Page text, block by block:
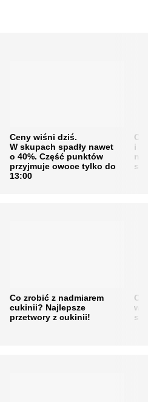
Ceny wiśni dziś.
W skupach spadły nawet
o 40%. Część punktów
przyjmuje owoce tylko do
13:00
i
Co zrobić z nadmiarem
cukinii? Najlepsze
przetwory z cukinii!
w